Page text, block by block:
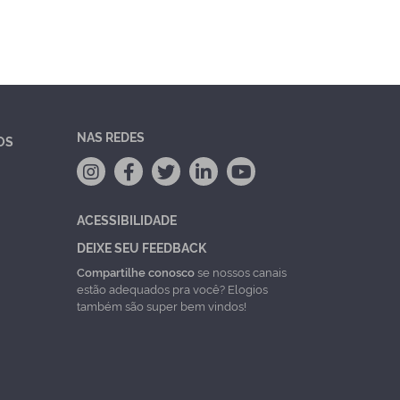
NAS REDES
ACESSIBILIDADE
DEIXE SEU FEEDBACK
Compartilhe conoscose nossos canais
estão adequados pra você? Elogios
também são super bem vindos!